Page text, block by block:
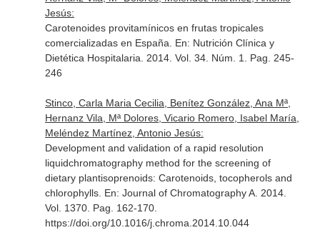
Jesús:
Carotenoides provitamínicos en frutas tropicales
comercializadas en España. En: Nutrición Clínica y
Dietética Hospitalaria . 2014. Vol. 34. Núm. 1. Pag. 245-
246
Stinco, Carla Maria Cecilia, Benítez González, Ana Mª,
Hernanz Vila, Mª Dolores, Vicario Romero, Isabel María,
Meléndez Martínez, Antonio Jesús:
Development and validation of a rapid resolution
liquidchromatography method for the screening of
dietary plantisoprenoids: Carotenoids, tocopherols and
chlorophylls. En: Journal of Chromatography A. 2014.
Vol. 1370. Pag. 162-170.
https://doi.org/10.1016/j.chroma.2014.10.044